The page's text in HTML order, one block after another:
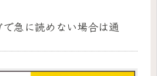
急に読めない場合は通